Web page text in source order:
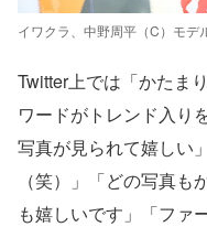
イワクラ、中野周平（C）モデ
Twitter上では「かたま
ワードがトレンド入り
写真が見られて嬉しい
（笑）」「どの写真
も嬉しいです」「ファ